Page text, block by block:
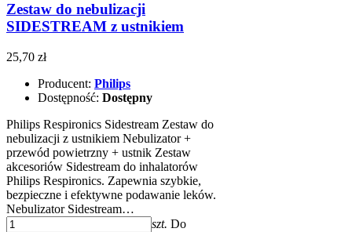
Zestaw do nebulizacji
SIDESTREAM z ustnikiem
25,70 zł
Producent: Philips
Dostępność: Dostępny
Philips Respironics Sidestream Zestaw do
nebulizacji z ustnikiem Nebulizator +
przewód powietrzny + ustnik Zestaw
akcesoriów Sidestream do inhalatorów
Philips Respironics. Zapewnia szybkie,
bezpieczne i efektywne podawanie leków.
Nebulizator Sidestream…
szt. Do